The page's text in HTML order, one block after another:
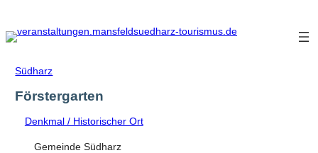
Inhalt
springen
Südharz
Förstergarten
Denkmal / Historischer Ort
Gemeinde Südharz